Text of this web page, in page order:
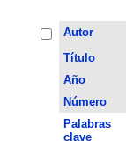
Autor
Título
Año
Número
Palabras
clave